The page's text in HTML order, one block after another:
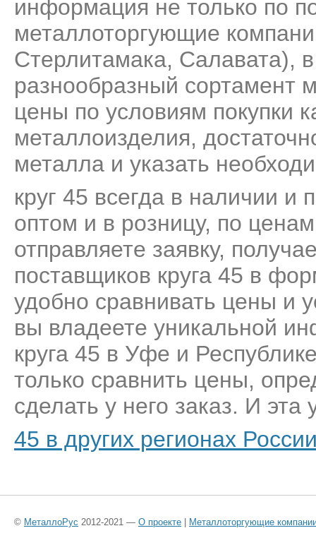
информация не только по
металлоторгующие
Стерлитамака, Салавата),
разнообразный сортамент
цены по условиям покупки
металлоизделия,
металла и указать
круг 45 всегда в наличии и
оптом и в розницу, по
отправляете заявку,
поставщиков круга 45 в
удобно сравнивать цены и
вы владеете уникальной
круга 45 в Уфе и
только сравнить цены,
сделать у него заказ. И эта
45 в других регионах
© МеталлоРус 2012-2021 — О проекте Металлоторгующие